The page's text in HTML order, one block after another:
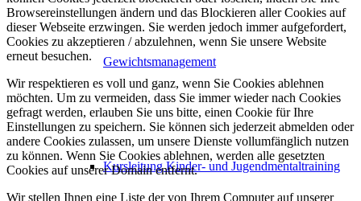
Gewichtsmanagement
Kursleitung Kinder- und Jugendmentaltraining
Browsereinstellungen ändern und das Blockieren aller Cookies auf
dieser Webseite erzwingen. Sie werden jedoch immer aufgefordert,
Cookies zu akzeptieren / abzulehnen, wenn Sie unsere Website
erneut besuchen.
Wir respektieren es voll und ganz, wenn Sie Cookies ablehnen
möchten. Um zu vermeiden, dass Sie immer wieder nach Cookies
gefragt werden, erlauben Sie uns bitte, einen Cookie für Ihre
Einstellungen zu speichern. Sie können sich jederzeit abmelden oder
andere Cookies zulassen, um unsere Dienste vollumfänglich nutzen
zu können. Wenn Sie Cookies ablehnen, werden alle gesetzten
Cookies auf unserer Domain entfernt.
Wir stellen Ihnen eine Liste der von Ihrem Computer auf unserer